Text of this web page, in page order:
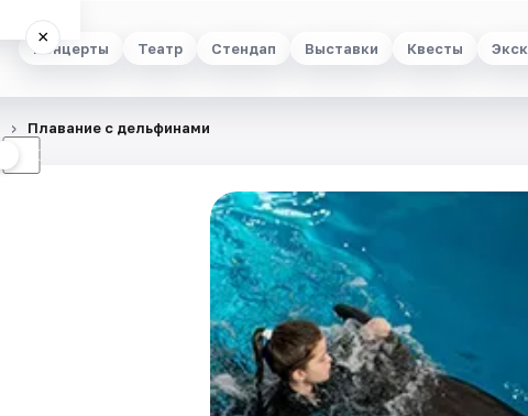
Концерты Театр Стендап Выставки Квесты
×
☾
Плавание с дельфинами